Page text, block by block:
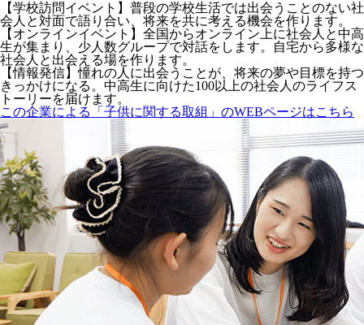
【学校訪問イベント】普段の学校生活では出会うことのない社
会人と対面で語り合い、将来を共に考える機会を作ります。
【オンラインイベント】全国からオンライン上に社会人と中高
生が集まり、少人数グループで対話をします。自宅から多様な
社会人と出会える場を作ります。
【情報発信】憧れの人に出会うことが、将来の夢や目標を持つ
きっかけになる。中高生に向けた100以上の社会人のライフス
トーリーを届けます。
この企業による「子供に関する取組」のWEBページはこちら